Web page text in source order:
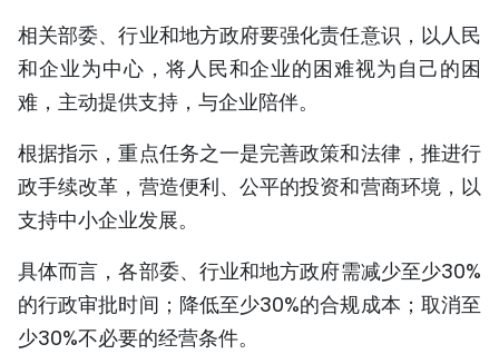
相关部委、行业和地方政府要强化责任意识，以人民
和企业为中心，将人民和企业的困难视为自己的困
难，主动提供支持，与企业陪伴。
根据指示，重点任务之一是完善政策和法律，推进行
政手续改革，营造便利、公平的投资和营商环境，以
支持中小企业发展。
具体而言，各部委、行业和地方政府需减少至少30%
的行政审批时间；降低至少30%的合规成本；取消至
少30%不必要的经营条件。